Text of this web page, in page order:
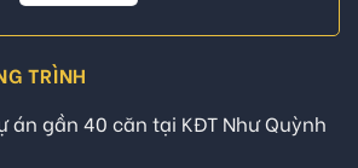
TRÌNH
án gần 40 căn tại KĐT Như Quỳnh